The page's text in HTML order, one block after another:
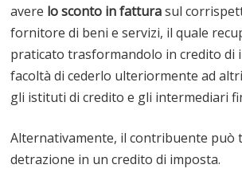
avere lo sconto in fatturasul
fornitore di beni e servizi, il quale
praticato trasformandolo in credito di
facoltà di cederlo ulteriormente ad
gli istituti di credito e gli intermediari
Alternativamente, il contribuente può
detrazione in un credito di imposta.